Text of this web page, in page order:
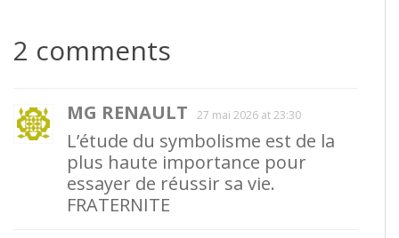
2 comments
MG RENAULT 27 mai 2026 at 23:30
L’étude du symbolisme est de la
plus haute importance pour
essayer de réussir sa vie.
FRATERNITE